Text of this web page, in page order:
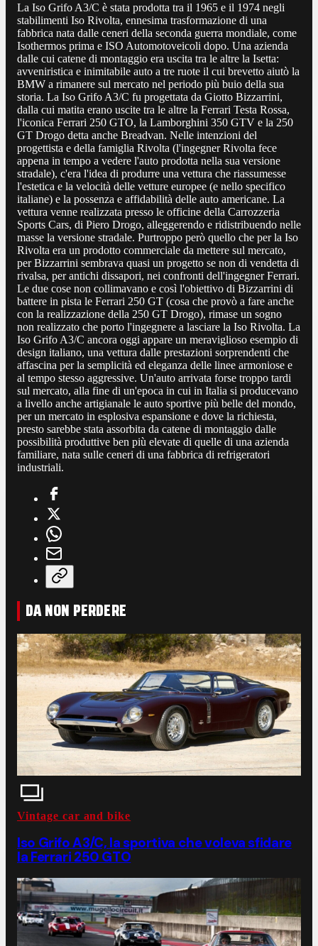
La Iso Grifo A3/C è stata prodotta tra il 1965 e il 1974 negli
stabilimenti Iso Rivolta, ennesima trasformazione di una
fabbrica nata dalle ceneri della seconda guerra mondiale, come
Isothermos prima e ISO Automotoveicoli dopo. Una azienda
dalle cui catene di montaggio era uscita tra le altre la Isetta:
avveniristica e inimitabile auto a tre ruote il cui brevetto aiutò la
BMW a rimanere sul mercato nel periodo più buio della sua
storia. La Iso Grifo A3/C fu progettata da Giotto Bizzarrini,
dalla cui matita erano uscite tra le altre la Ferrari Testa Rossa,
l'iconica Ferrari 250 GTO, la Lamborghini 350 GTV e la 250
GT Drogo detta anche Breadvan. Nelle intenzioni del
progettista e della famiglia Rivolta (l'ingegner Rivolta fece
appena in tempo a vedere l'auto prodotta nella sua versione
stradale), c'era l'idea di produrre una vettura che riassumesse
l'estetica e la velocità delle vetture europee (e nello specifico
italiane) e la possenza e affidabilità delle auto americane. La
vettura venne realizzata presso le officine della Carrozzeria
Sports Cars, di Piero Drogo, alleggerendo e ridistribuendo nelle
masse la versione stradale. Purtroppo però quello che per la Iso
Rivolta era un prodotto commerciale da mettere sul mercato,
per Bizzarrini sembrava quasi un progetto se non di vendetta di
rivalsa, per antichi dissapori, nei confronti dell'ingegner Ferrari.
Le due cose non collimavano e così l'obiettivo di Bizzarrini di
battere in pista le Ferrari 250 GT (cosa che provò a fare anche
con la realizzazione della 250 GT Drogo), rimase un sogno
non realizzato che porto l'ingegnere a lasciare la Iso Rivolta. La
Iso Grifo A3/C ancora oggi appare un meraviglioso esempio di
design italiano, una vettura dalle prestazioni sorprendenti che
affascina per la semplicità ed eleganza delle linee armoniose e
al tempo stesso aggressive. Un'auto arrivata forse troppo tardi
sul mercato, alla fine di un'epoca in cui in Italia si producevano
a livello anche artigianale le auto sportive più belle del mondo,
per un mercato in esplosiva espansione e dove la richiesta,
presto sarebbe stata assorbita da catene di montaggio dalle
possibilità produttive ben più elevate di quelle di una azienda
familiare, nata sulle ceneri di una fabbrica di refrigeratori
industriali.
DA NON PERDERE
Vintage car and bike
Iso Grifo A3/C, la sportiva che voleva sfidare
la Ferrari 250 GTO